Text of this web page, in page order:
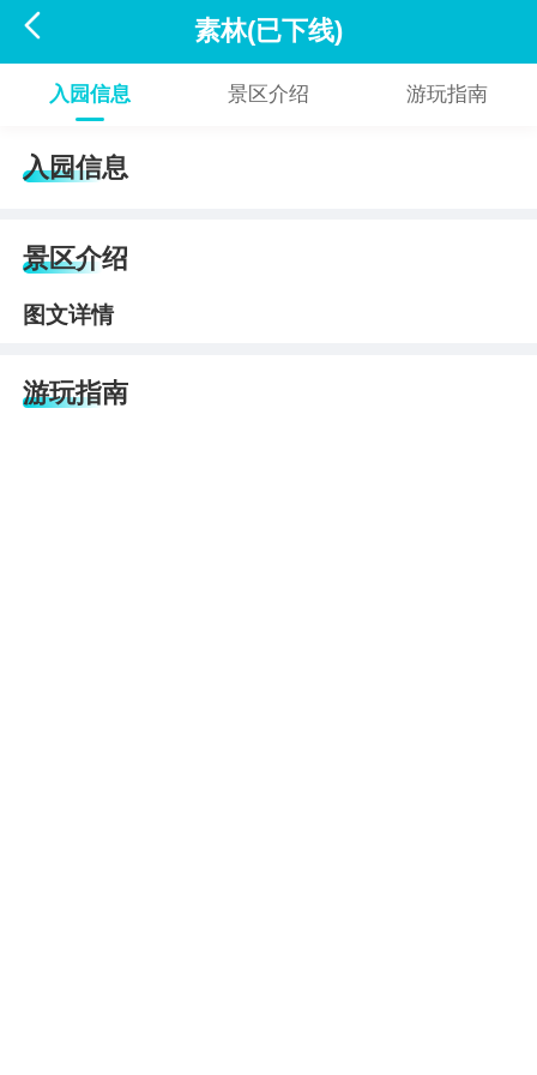
 素林(已下线)
入园信息 景区介绍 游玩指南
入园信息
景区介绍
图文详情
游玩指南